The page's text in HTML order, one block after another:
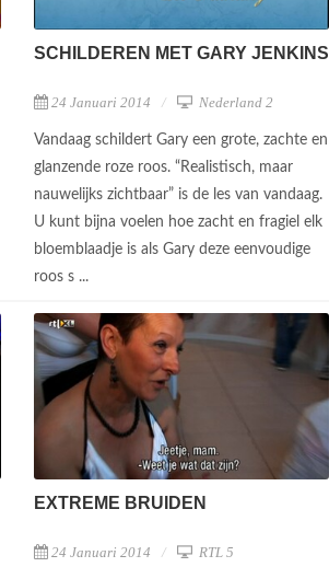
SCHILDEREN MET GARY JENKINS
24 Januari 2014 Nederland 2
Vandaag schildert Gary een grote, zachte en
glanzende roze roos. “Realistisch, maar
nauwelijks zichtbaar” is de les van vandaag.
U kunt bijna voelen hoe zacht en fragiel elk
bloemblaadje is als Gary deze eenvoudige
roos s ...
EXTREME BRUIDEN
24 Januari 2014 RTL 5